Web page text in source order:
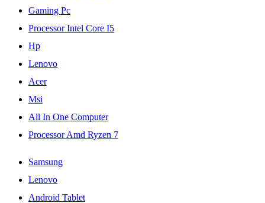
Gaming Pc
Processor Intel Core I5
Hp
Lenovo
Acer
Msi
All In One Computer
Processor Amd Ryzen 7
Samsung
Lenovo
Android Tablet